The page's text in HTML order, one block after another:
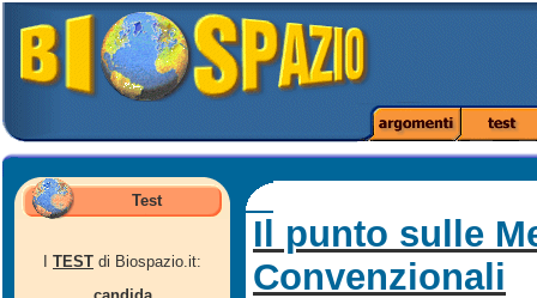
Test
TEST di Biospazio.it:
Il punto sulle
Convenzionali